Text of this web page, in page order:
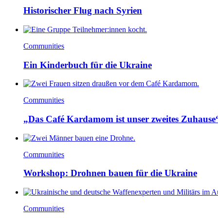
Historischer Flug nach Syrien
Communities
Ein Kinderbuch für die Ukraine
Communities
„Das Café Kardamom ist unser zweites
Communities
Workshop: Drohnen bauen für die Ukraine
Communities